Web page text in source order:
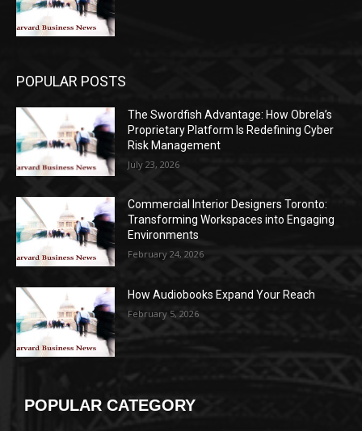
POPULAR POSTS
The Swordfish Advantage: How Obrela’s
Proprietary Platform Is Redefining Cyber
Risk Management
July 23, 2026
Commercial Interior Designers Toronto:
Transforming Workspaces into Engaging
Environments
February 24, 2026
How Audiobooks Expand Your Reach
February 5, 2026
POPULAR CATEGORY